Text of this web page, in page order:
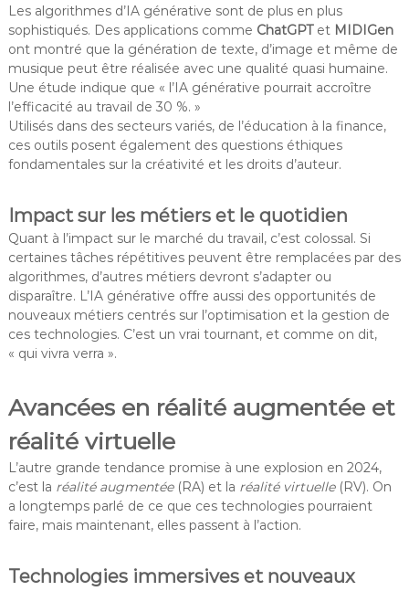
Les algorithmes d’IA générative sont de plus en plus
sophistiqués. Des applications comme ChatGPTet MIDIGen
ont montré que la génération de texte, d’image et même de
musique peut être réalisée avec une qualité quasi humaine.
Une étude indique que « l’IA générative pourrait accroître
l’efficacité au travail de 30 %. »
Utilisés dans des secteurs variés, de l’éducation à la finance,
ces outils posent également des questions éthiques
fondamentales sur la créativité et les droits d’auteur.
Impact sur les métiers et le quotidien
Quant à l’impact sur le marché du travail, c’est colossal. Si
certaines tâches répétitives peuvent être remplacées par des
algorithmes, d’autres métiers devront s’adapter ou
disparaître. L’IA générative offre aussi des opportunités de
nouveaux métiers centrés sur l’optimisation et la gestion de
ces technologies. C’est un vrai tournant, et comme on dit,
« qui vivra verra ».
Avancées en réalité augmentée et
réalité virtuelle
L’autre grande tendance promise à une explosion en 2024,
c’est la réalité augmentée(RA) et la réalité virtuelle(RV). On
a longtemps parlé de ce que ces technologies pourraient
faire, mais maintenant, elles passent à l’action.
Technologies immersives et nouveaux